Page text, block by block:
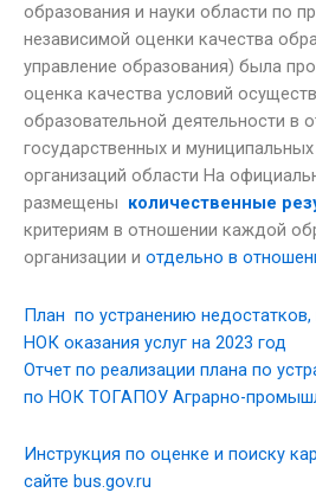
образования и науки области по
независимой оценки качества
управление образования) была
оценка качества условий
образовательной деятельности в
государственных и
организаций области На
размещены количественные
критериям в отношении каждой
организации и отдельно в
План по устранению
НОК оказания услуг на 2023 год
Отчет по реализации плана по
по НОК ТОГАПОУ Аграрно-
Инструкция по оценке и поиску
сайте bus.gov.ru